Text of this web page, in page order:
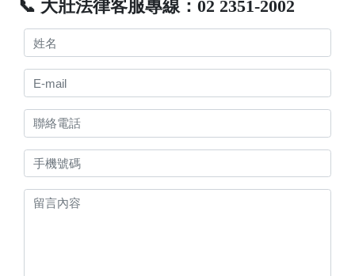
📞 大壯法律客服專線：02 2351-2002